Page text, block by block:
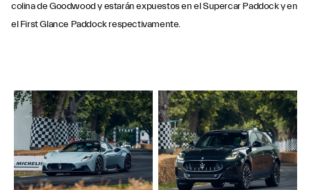
colina de Goodwood y estarán expuestos en el Supercar Paddock y en
el First Glance Paddock respectivamente.